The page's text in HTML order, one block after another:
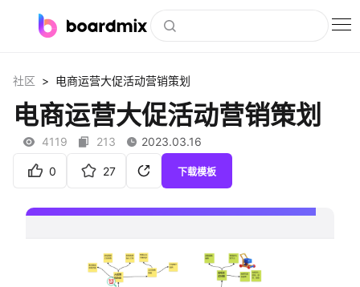
社区资源
下载
客户案例
社区 > 电商运营大促活动营销策划
电商运营大促活动营销策划
4119 213 2023.03.16
0 27 下载模板